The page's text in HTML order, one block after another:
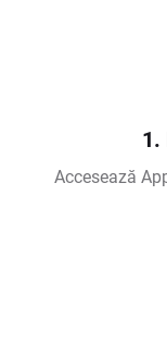
1.
Accesează